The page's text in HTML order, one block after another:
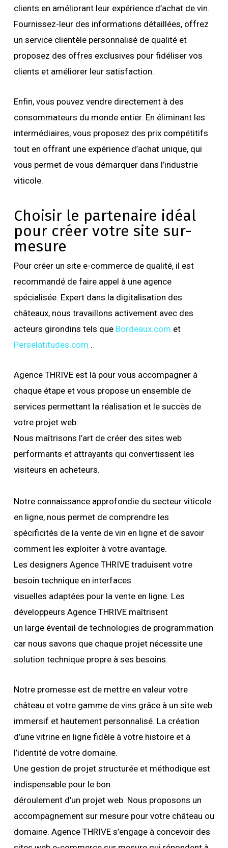
clients en améliorant leur expérience d’achat de vin.
Fournissez-leur des informations détaillées, offrez
un service clientèle personnalisé de qualité et
proposez des offres exclusives pour fidéliser vos
clients et améliorer leur satisfaction.
Enfin, vous pouvez vendre directement à des
consommateurs du monde entier. En éliminant les
intermédiaires, vous proposez des prix compétitifs
tout en offrant une expérience d’achat unique, qui
vous permet de vous démarquer dans l’industrie
viticole.
Choisir le partenaire idéal
pour créer votre site sur-
mesure
Pour créer un site e-commerce de qualité, il est
recommandé de faire appel à une agence
spécialisée. Expert dans la digitalisation des
châteaux, nous travaillons activement avec des
acteurs girondins tels que Bordeaux.com et
Perselatitudes.com .
Agence THRIVE est là pour vous accompagner à
chaque étape et vous propose un ensemble de
services permettant la réalisation et le succès de
votre projet web:
Nous maîtrisons l’art de créer des sites web
performants et attrayants qui convertissent les
visiteurs en acheteurs.
Notre connaissance approfondie du secteur viticole
en ligne, nous permet de comprendre les
spécificités de la vente de vin en ligne et de savoir
comment les exploiter à votre avantage.
Les designers Agence THRIVE traduisent votre
besoin technique en interfaces
visuelles adaptées pour la vente en ligne. Les
développeurs Agence THRIVE maîtrisent
un large éventail de technologies de programmation
car nous savons que chaque projet nécessite une
solution technique propre à ses besoins.
Notre promesse est de mettre en valeur votre
château et votre gamme de vins grâce à un site web
immersif et hautement personnalisé. La création
d’une vitrine en ligne fidèle à votre histoire et à
l’identité de votre domaine.
Une gestion de projet structurée et méthodique est
indispensable pour le bon
déroulement d’un projet web. Nous proposons un
accompagnement sur mesure pour votre château ou
domaine. Agence THRIVE s’engage à concevoir des